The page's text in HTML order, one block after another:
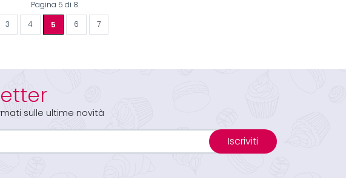
Pagina 5 di 8
3 4 5 6 7
sulle ultime novità
Iscriviti